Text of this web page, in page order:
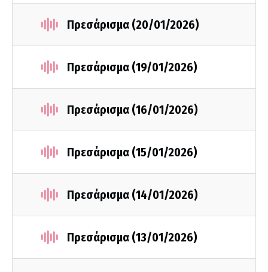
Πρεσάρισμα (20/01/2026)
Πρεσάρισμα (19/01/2026)
Πρεσάρισμα (16/01/2026)
Πρεσάρισμα (15/01/2026)
Πρεσάρισμα (14/01/2026)
Πρεσάρισμα (13/01/2026)